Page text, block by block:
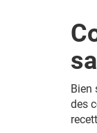
Bien
des